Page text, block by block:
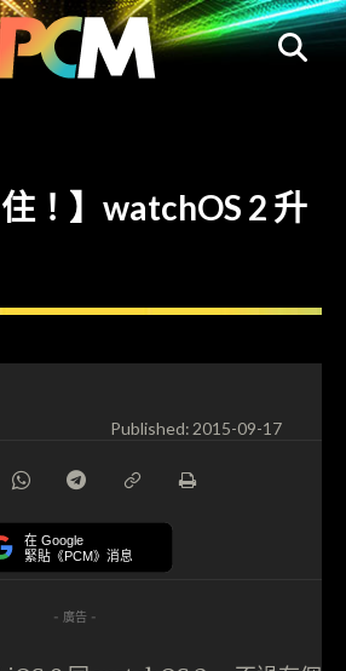
住！】watchOS 2 升
Published:2015-09-17
在 Google
緊貼《PCM》消息
- 廣告 -